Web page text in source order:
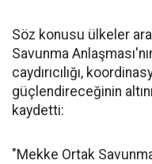
Söz konusu ülkeler
Savunma
caydırıcılığı,
güçlendireceğinin
kaydetti:
"Mekke Ortak